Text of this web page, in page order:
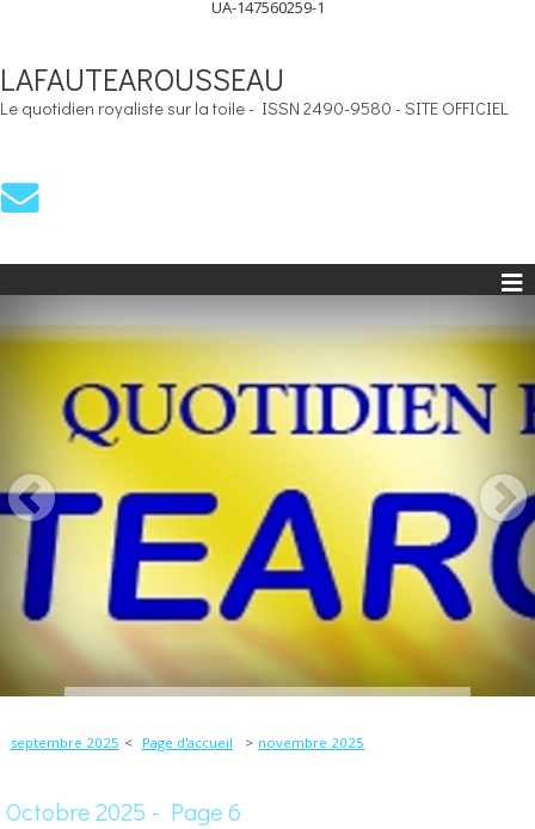
UA-147560259-1
LAFAUTEAROUSSEAU
Le quotidien royaliste sur la toile - ISSN 2490-9580 - SITE OFFICIEL
septembre 2025 Page d'accueil novembre 2025
Octobre 2025 - Page 6